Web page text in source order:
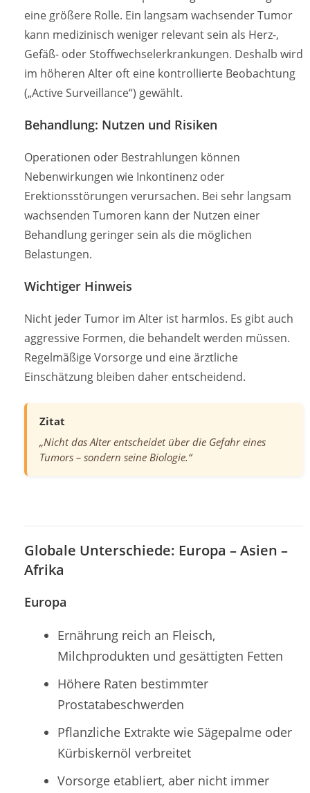
eine größere Rolle. Ein langsam wachsender Tumor
kann medizinisch weniger relevant sein als Herz-,
Gefäß- oder Stoffwechselerkrankungen. Deshalb wird
im höheren Alter oft eine kontrollierte Beobachtung
(„Active Surveillance“) gewählt.
Behandlung: Nutzen und Risiken
Operationen oder Bestrahlungen können
Nebenwirkungen wie Inkontinenz oder
Erektionsstörungen verursachen. Bei sehr langsam
wachsenden Tumoren kann der Nutzen einer
Behandlung geringer sein als die möglichen
Belastungen.
Wichtiger Hinweis
Nicht jeder Tumor im Alter ist harmlos. Es gibt auch
aggressive Formen, die behandelt werden müssen.
Regelmäßige Vorsorge und eine ärztliche
Einschätzung bleiben daher entscheidend.
Zitat
„Nicht das Alter entscheidet über die Gefahr eines
Tumors – sondern seine Biologie.“
Globale Unterschiede: Europa – Asien –
Afrika
Europa
Ernährung reich an Fleisch,
Milchprodukten und gesättigten Fetten
Höhere Raten bestimmter
Prostatabeschwerden
Pflanzliche Extrakte wie Sägepalme oder
Kürbiskernöl verbreitet
Vorsorge etabliert, aber nicht immer